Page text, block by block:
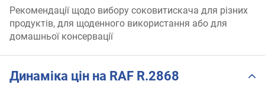
Рекомендації щодо вибору соковитискача для різних
продуктів, для щоденного використання або для
домашньої консервації
Динаміка цін на RAF R.2868